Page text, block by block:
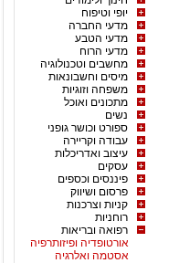
יופי וטיפוח
מדעי החברה
מדעי הטבע
מדעי הרוח
מחשבים וטכנולוגיה
מיסים וחשבונאות
משפחה וזוגיות
מתכונים ואוכל
נשים
ספורט וכושר גופני
עבודה וקריירה
עיצוב ואדריכלות
עסקים
פיננסים וכספים
פרסום ושיווק
קניות וצרכנות
רוחניות
רפואה ובריאות
אורטופדיה ופיזותרפיה
אסטמה ואלרגיה